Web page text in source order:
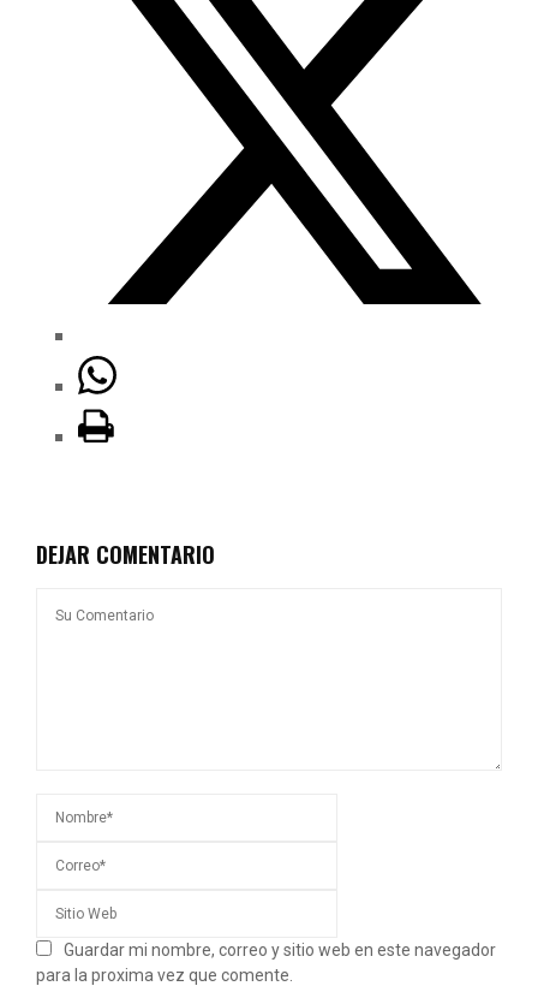
DEJAR COMENTARIO
Guardar mi nombre, correo y sitio web en este navegador
para la proxima vez que comente.